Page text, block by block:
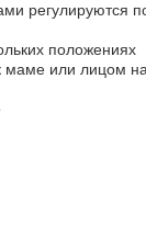
регулируются
положениях
маме или лицом